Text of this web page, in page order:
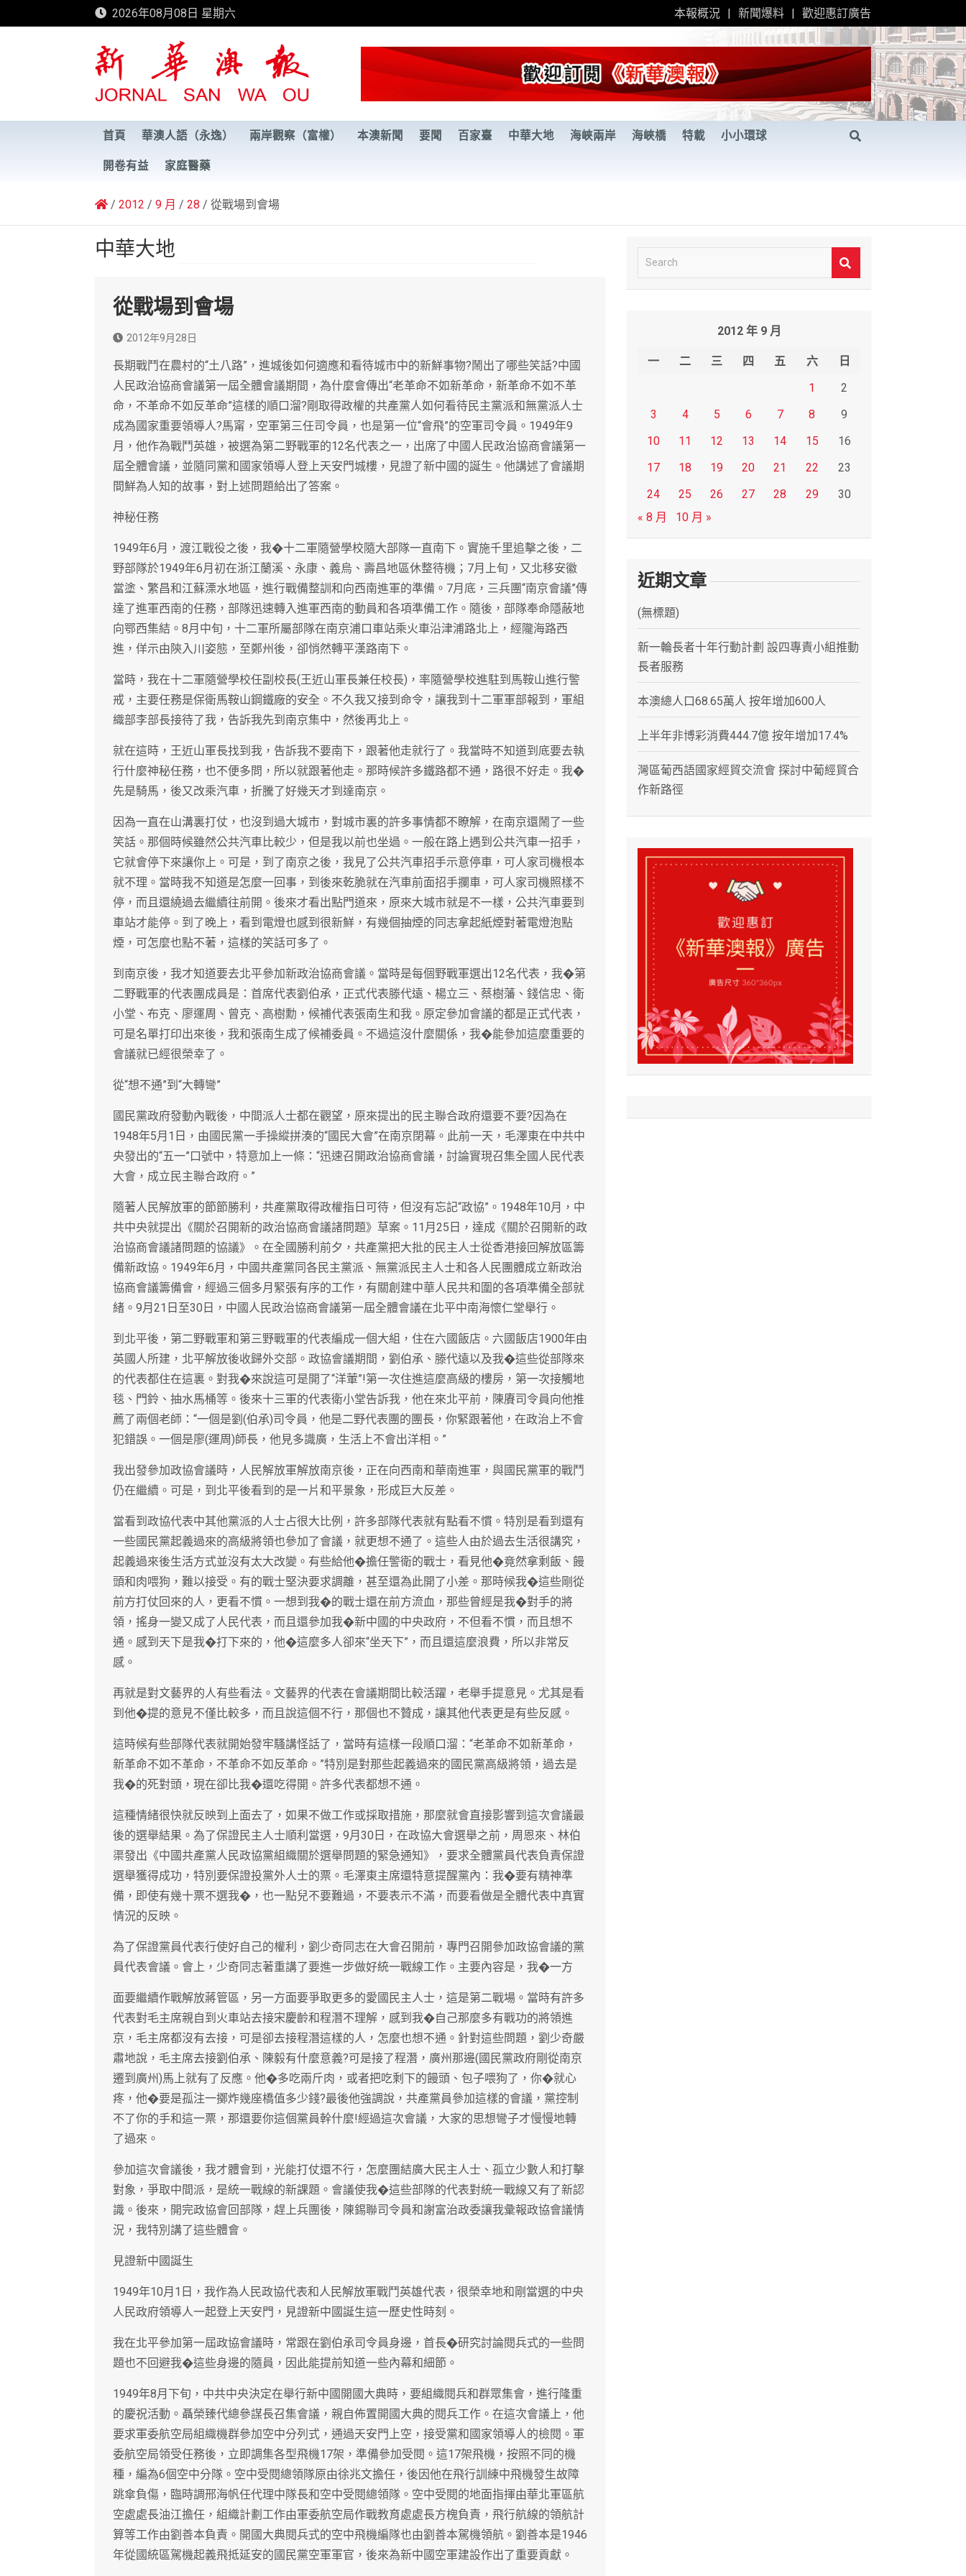
to
2026年08月08日 星期六 本報概況 新聞爆料 歡迎惠訂廣告
新華澳報
首頁 華澳人語（永逸） 兩岸觀察（富權） 本澳新聞 要聞 百家臺 中華大地 海峽兩岸 海峽橋 特載 小小環球
開卷有益 家庭醫藥
2012 9 月 28 從戰場到會場
中華大地
從戰場到會場
2012年9月28日
長期戰鬥在農村的“土八路”，進城後如何適應和看待城市中的新鮮事物?鬧出了哪些笑話?中國
人民政治協商會議第一屆全體會議期間，為什麼會傳出“老革命不如新革命，新革命不如不革
命，不革命不如反革命”這樣的順口溜?剛取得政權的共產黨人如何看待民主黨派和無黨派人士
成為國家重要領導人?馬甯，空軍第三任司令員，也是第一位“會飛”的空軍司令員。1949年9
月，他作為戰鬥英雄，被選為第二野戰軍的12名代表之一，出席了中國人民政治協商會議第一
屆全體會議，並隨同黨和國家領導人登上天安門城樓，見證了新中國的誕生。他講述了會議期
間鮮為人知的故事，對上述問題給出了答案。
神秘任務
1949年6月，渡江戰役之後，我�十二軍隨營學校隨大部隊一直南下。實施千里追擊之後，二
野部隊於1949年6月初在浙江蘭溪、永康、義烏、壽昌地區休整待機；7月上旬，又北移安徽
當塗、繁昌和江蘇溧水地區，進行戰備整訓和向西南進軍的準備。7月底，三兵團“南京會議”傳
達了進軍西南的任務，部隊迅速轉入進軍西南的動員和各項準備工作。隨後，部隊奉命隱蔽地
向鄂西集結。8月中旬，十二軍所屬部隊在南京浦口車站乘火車沿津浦路北上，經隴海路西
進，佯示由陝入川姿態，至鄭州後，卻悄然轉平漢路南下。
當時，我在十二軍隨營學校任副校長(王近山軍長兼任校長)，率隨營學校進駐到馬鞍山進行警
戒，主要任務是保衛馬鞍山鋼鐵廠的安全。不久我又接到命令，讓我到十二軍軍部報到，軍組
織部李部長接待了我，告訴我先到南京集中，然後再北上。
就在這時，王近山軍長找到我，告訴我不要南下，跟著他走就行了。我當時不知道到底要去執
行什麼神秘任務，也不便多問，所以就跟著他走。那時候許多鐵路都不通，路很不好走。我�
先是騎馬，後又改乘汽車，折騰了好幾天才到達南京。
因為一直在山溝裏打仗，也沒到過大城市，對城市裏的許多事情都不瞭解，在南京還鬧了一些
笑話。那個時候雖然公共汽車比較少，但是我以前也坐過。一般在路上遇到公共汽車一招手，
它就會停下來讓你上。可是，到了南京之後，我見了公共汽車招手示意停車，可人家司機根本
就不理。當時我不知道是怎麼一回事，到後來乾脆就在汽車前面招手攔車，可人家司機照樣不
停，而且還繞過去繼續往前開。後來才看出點門道來，原來大城市就是不一樣，公共汽車要到
車站才能停。到了晚上，看到電燈也感到很新鮮，有幾個抽煙的同志拿起紙煙對著電燈泡點
煙，可怎麼也點不著，這樣的笑話可多了。
到南京後，我才知道要去北平參加新政治協商會議。當時是每個野戰軍選出12名代表，我�第
二野戰軍的代表團成員是：首席代表劉伯承，正式代表滕代遠、楊立三、蔡樹藩、錢信忠、衛
小堂、布克、廖運周、曾克、高樹勳，候補代表張南生和我。原定參加會議的都是正式代表，
可是名單打印出來後，我和張南生成了候補委員。不過這沒什麼關係，我�能參加這麼重要的
會議就已經很榮幸了。
從“想不通”到“大轉彎”
國民黨政府發動內戰後，中間派人士都在觀望，原來提出的民主聯合政府還要不要?因為在
1948年5月1日，由國民黨一手操縱拼湊的“國民大會”在南京閉幕。此前一天，毛澤東在中共中
央發出的“五一”口號中，特意加上一條：“迅速召開政治協商會議，討論實現召集全國人民代表
大會，成立民主聯合政府。”
隨著人民解放軍的節節勝利，共產黨取得政權指日可待，但沒有忘記“政協”。1948年10月，中
共中央就提出《關於召開新的政治協商會議諸問題》草案。11月25日，達成《關於召開新的政
治協商會議諸問題的協議》。在全國勝利前夕，共產黨把大批的民主人士從香港接回解放區籌
備新政協。1949年6月，中國共產黨同各民主黨派、無黨派民主人士和各人民團體成立新政治
協商會議籌備會，經過三個多月緊張有序的工作，有關創建中華人民共和圍的各項準備全部就
緒。9月21日至30日，中國人民政治協商會議第一屆全體會議在北平中南海懷仁堂舉行。
到北平後，第二野戰軍和第三野戰軍的代表編成一個大組，住在六國飯店。六國飯店1900年由
英國人所建，北平解放後收歸外交部。政協會議期間，劉伯承、滕代遠以及我�這些從部隊來
的代表都住在這裏。對我�來說這可是開了“洋葷”!第一次住進這麼高級的樓房，第一次接觸地
毯、門鈴、抽水馬桶等。後來十三軍的代表衛小堂告訴我，他在來北平前，陳賡司令員向他推
薦了兩個老師：“一個是劉(伯承)司令員，他是二野代表團的團長，你緊跟著他，在政治上不會
犯錯誤。一個是廖(運周)師長，他見多識廣，生活上不會出洋相。”
我出發參加政協會議時，人民解放軍解放南京後，正在向西南和華南進軍，與國民黨軍的戰鬥
仍在繼續。可是，到北平後看到的是一片和平景象，形成巨大反差。
當看到政協代表中其他黨派的人士占很大比例，許多部隊代表就有點看不慣。特別是看到還有
一些國民黨起義過來的高級將領也參加了會議，就更想不通了。這些人由於過去生活很講究，
起義過來後生活方式並沒有太大改變。有些給他�擔任警衛的戰士，看見他�竟然拿剩飯、饅
頭和肉喂狗，難以接受。有的戰士堅決要求調離，甚至還為此開了小差。那時候我�這些剛從
前方打仗回來的人，更看不慣。一想到我�的戰士還在前方流血，那些曾經是我�對手的將
領，搖身一變又成了人民代表，而且還參加我�新中國的中央政府，不但看不慣，而且想不
通。感到天下是我�打下來的，他�這麼多人卻來“坐天下”，而且還這麼浪費，所以非常反
感。
再就是對文藝界的人有些看法。文藝界的代表在會議期間比較活躍，老舉手提意見。尤其是看
到他�提的意見不僅比較多，而且說這個不行，那個也不贊成，讓其他代表更是有些反感。
這時候有些部隊代表就開始發牢騷講怪話了，當時有這樣一段順口溜：“老革命不如新革命，
新革命不如不革命，不革命不如反革命。”特別是對那些起義過來的國民黨高級將領，過去是
我�的死對頭，現在卻比我�還吃得開。許多代表都想不通。
這種情緒很快就反映到上面去了，如果不做工作或採取措施，那麼就會直接影響到這次會議最
後的選舉結果。為了保證民主人士順利當選，9月30日，在政協大會選舉之前，周恩來、林伯
渠發出《中國共產黨人民政協黨組織關於選舉問題的緊急通知》，要求全體黨員代表負責保證
選舉獲得成功，特別要保證投黨外人士的票。毛澤東主席還特意提醒黨內：我�要有精神準
備，即使有幾十票不選我�，也一點兒不要難過，不要表示不滿，而要看做是全體代表中真實
情況的反映。
為了保證黨員代表行使好自己的權利，劉少奇同志在大會召開前，專門召開參加政協會議的黨
員代表會議。會上，少奇同志著重講了要進一步做好統一戰線工作。主要內容是，我�一方
面要繼續作戰解放蔣管區，另一方面要爭取更多的愛國民主人士，這是第二戰場。當時有許多
代表對毛主席親自到火車站去接宋慶齡和程潛不理解，感到我�自己那麼多有戰功的將領進
京，毛主席都沒有去接，可是卻去接程潛這樣的人，怎麼也想不通。針對這些問題，劉少奇嚴
肅地說，毛主席去接劉伯承、陳毅有什麼意義?可是接了程潛，廣州那邊(國民黨政府剛從南京
遷到廣州)馬上就有了反應。他�多吃兩斤肉，或者把吃剩下的饅頭、包子喂狗了，你�就心
疼，他�要是孤注一擲炸幾座橋值多少錢?最後他強調說，共產黨員參加這樣的會議，黨控制
不了你的手和這一票，那還要你這個黨員幹什麼!經過這次會議，大家的思想彎子才慢慢地轉
了過來。
參加這次會議後，我才體會到，光能打仗還不行，怎麼團結廣大民主人士、孤立少數人和打擊
對象，爭取中間派，是統一戰線的新課題。會議使我�這些部隊的代表對統一戰線又有了新認
識。後來，開完政協會回部隊，趕上兵團後，陳錫聯司令員和謝富治政委讓我彙報政協會議情
況，我特別講了這些體會。
見證新中國誕生
1949年10月1日，我作為人民政協代表和人民解放軍戰鬥英雄代表，很榮幸地和剛當選的中央
人民政府領導人一起登上天安門，見證新中國誕生這一歷史性時刻。
我在北平參加第一屆政協會議時，常跟在劉伯承司令員身邊，首長�研究討論閱兵式的一些問
題也不回避我�這些身邊的隨員，因此能提前知道一些內幕和細節。
1949年8月下旬，中共中央決定在舉行新中國開國大典時，要組織閱兵和群眾集會，進行隆重
的慶祝活動。聶榮臻代總參謀長召集會議，親自佈置開國大典的閱兵工作。在這次會議上，他
要求軍委航空局組織機群參加空中分列式，通過天安門上空，接受黨和國家領導人的檢閱。軍
委航空局領受任務後，立即調集各型飛機17架，準備參加受閱。這17架飛機，按照不同的機
種，編為6個空中分隊。空中受閱總領隊原由徐兆文擔任，後因他在飛行訓練中飛機發生故障
跳傘負傷，臨時調邢海帆任代理中隊長和空中受閱總領隊。空中受閱的地面指揮由華北軍區航
空處處長油江擔任，組織計劃工作由軍委航空局作戰教育處處長方槐負責，飛行航線的領航計
算等工作由劉善本負責。開國大典閱兵式的空中飛機編隊也由劉善本駕機領航。劉善本是1946
年從國統區駕機起義飛抵延安的國民黨空軍軍官，後來為新中國空軍建設作出了重要貢獻。
e
2012 年 9 月
一 二 三 四 五 六
日
1
2
3
4 5 6 7 8
9
10
11 12 13 14 15
16
17
18 19 20 21 22
23
24
25 26 27 28 29
30
« 8 月
10 月 »
近期文章
(無標題)
新一輪長者十年行動計劃 設四專責小組推動
長者服務
本澳總人口68.65萬人 按年增加600人
上半年非博彩消費444.7億 按年增加17.4%
灣區葡西語國家經貿交流會 探討中葡經貿合
作新路徑